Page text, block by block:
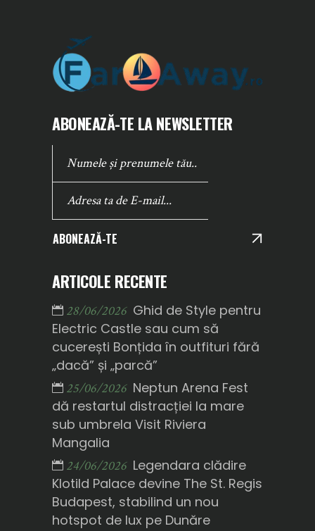
ABONEAZĂ-TE LA NEWSLETTER
ABONEAZĂ-TE
ARTICOLE RECENTE
28/06/2026 Ghid de Style pentru
Electric Castle sau cum să
cucerești Bonțida în outfituri fără
„dacă” și „parcă”
25/06/2026 Neptun Arena Fest
dă restartul distracției la mare
sub umbrela Visit Riviera
Mangalia
24/06/2026 Legendara clădire
Klotild Palace devine The St. Regis
Budapest, stabilind un nou
hotspot de lux pe Dunăre